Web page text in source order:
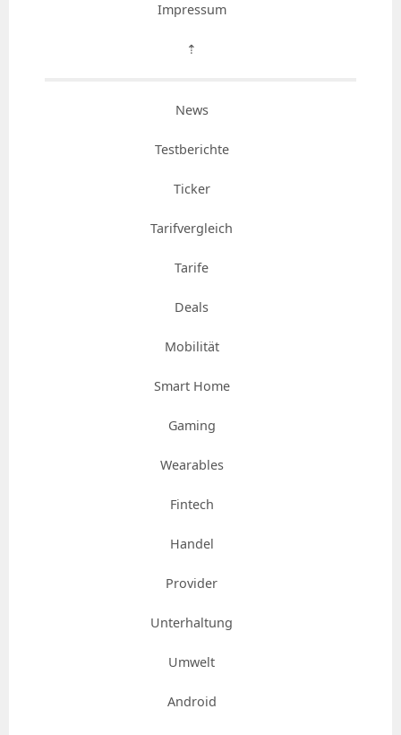
Impressum
⇡
News
Testberichte
Ticker
Tarifvergleich
Tarife
Deals
Mobilität
Smart Home
Gaming
Wearables
Fintech
Handel
Provider
Unterhaltung
Umwelt
Android